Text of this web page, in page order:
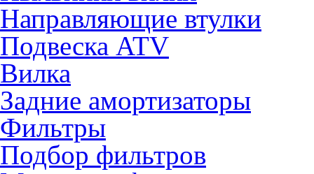
Направляющие втулки
Подвеска ATV
Вилка
Задние амортизаторы
Фильтры
Подбор фильтров